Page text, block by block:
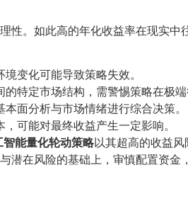
性。如此高的年化收益率在现实中
变化可能导致策略失效。
特定市场结构，需警惕策略在极端
面分析与市场情绪进行综合决策。
可能对最终收益产生一定影响。
能量化轮动策略以其超高的收益风
潜在风险的基础上，审慎配置资金